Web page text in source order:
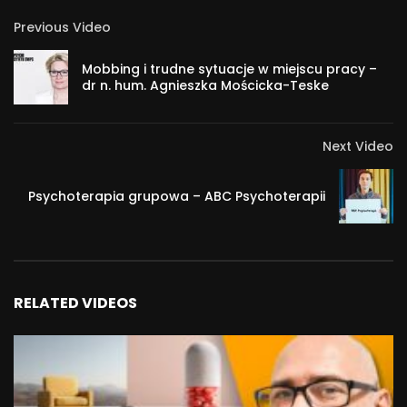
trudnościami i dylematami napotykanymi w codziennej
praktyce, a także sposobami ich rozwiązywania. W tym
właśnie celu chcieliśmy utworzyć Forum, aby taka wymiana
Rozmawialismu o codziennej pracy terapeutycznej w
samopomocy, zespoły leczenia środowiskowego, warsztaty
rozpowszechnianie teoretycznej wiedzy na temat
psychoterapii psychoz, jak również metod pracy, które
dopiero zyskują w Polsce popularność. Chcielibyśmy
wymienić się też refleksjami na temat postaw pacjentów,
psychologów, terapeutów i psychiatrów wobec stosowania
Previous Video
Mobbing i trudne sytuacje w miejscu pracy –
dr n. hum. Agnieszka Mościcka-Teske
Next Video
Psychoterapia grupowa – ABC Psychoterapii
RELATED VIDEOS